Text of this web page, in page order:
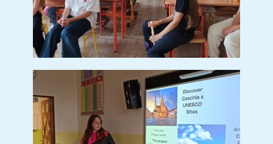
Ochutávka mléčných výrobků